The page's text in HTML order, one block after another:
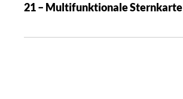
l
N
21 – Multifunktionale Sternkarte